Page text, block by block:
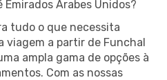
Árabes Unidos?
tudo o que necessita
viagem a partir de Funchal
ampla gama de opções à
Com as nossas